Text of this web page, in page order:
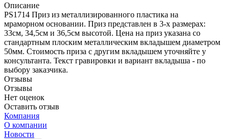
Описание
PS1714 Приз из металлизированного пластика на
мраморном основании. Приз представлен в 3-х размерах:
33см, 34,5см и 36,5см высотой. Цена на приз указана со
стандартным плоским металлическим вкладышем диаметром
50мм. Стоимость приза с другим вкладышем уточняйте у
консультанта. Текст гравировки и вариант вкладыша - по
выбору заказчика.
Отзывы
Отзывы
Нет оценок
Оставить отзыв
Компания
О компании
Новости